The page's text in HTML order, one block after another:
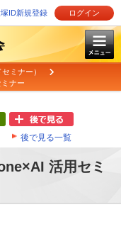
ID新規登録 ログイン
ミナー）
ミナー
後で見る一覧
活用セミ